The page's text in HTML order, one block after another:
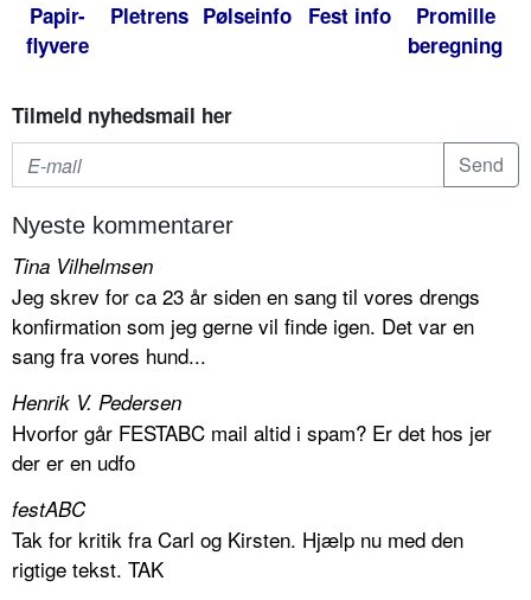
Papir-
flyvere
Pletrens Pølseinfo Fest info
Promille
beregning
Tilmeld nyhedsmail her
Nyeste kommentarer
Tina Vilhelmsen
Jeg skrev for ca 23 år siden en sang til vores drengs
konfirmation som jeg gerne vil finde igen. Det var en
sang fra vores hund...
Henrik V. Pedersen
Hvorfor går FESTABC mail altid i spam? Er det hos jer
der er en udfo
festABC
Tak for kritik fra Carl og Kirsten. Hjælp nu med den
rigtige tekst. TAK